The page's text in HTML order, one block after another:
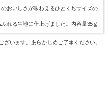
おいしさが味わえるひとくちサイズの
れる生地に仕上げました。内容量35ｇ
います。あらかじめご了承ください。